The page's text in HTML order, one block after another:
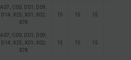
A07; C00; D01; D09;
D14; X25; X01; X02;
X78
15 15 15
A07; C00; D01; D09;
D14; X25; X01; X02;
X78
15 15 15